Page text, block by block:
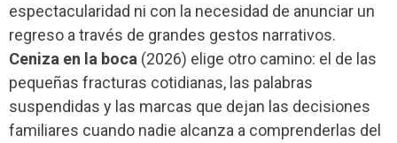
espectacularidad ni con la necesidad de anunciar un
regreso a través de grandes gestos narrativos.
Ceniza en la boca (2026) elige otro camino: el de las
pequeñas fracturas cotidianas, las palabras
suspendidas y las marcas que dejan las decisiones
familiares cuando nadie alcanza a comprenderlas del